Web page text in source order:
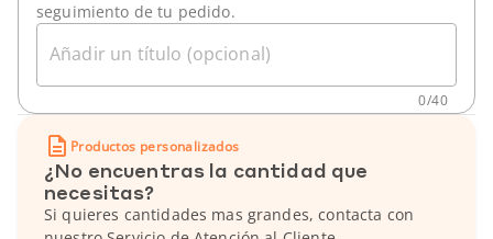
seguimiento de tu pedido.
Añadir un título (opcional)
0/40
Productos personalizados
¿No encuentras la cantidad que
necesitas?
Si quieres cantidades mas grandes, contacta con